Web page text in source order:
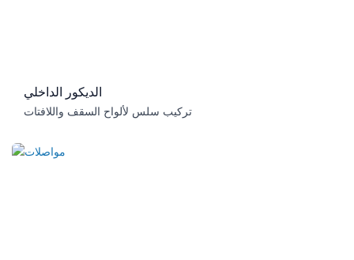
الديكور الداخلي
تركيب سلس لألواح السقف واللافتات